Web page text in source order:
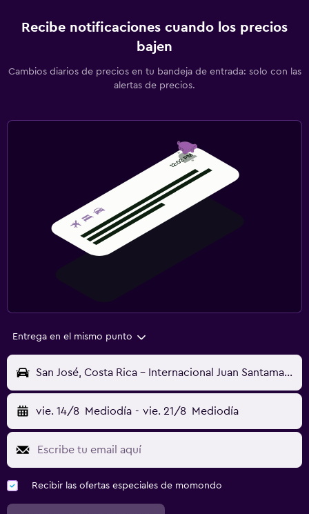
Recibe notificaciones cuando los precios
bajen
Cambios diarios de precios en tu bandeja de entrada: solo con las
alertas de precios.
Entrega en el mismo punto
San José, Costa Rica - Internacional Juan Santamaría (SJO)
vie. 14/8 Mediodía - vie. 21/8 Mediodía
Recibir las ofertas especiales de momondo